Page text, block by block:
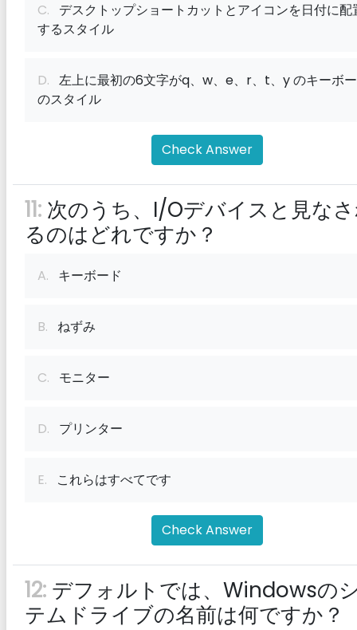
C. デスクトップショートカットとアイコンを日付に配
するスタイル
D. 左上に最初の6文字がq、w、e、r、t、y のキーボ
のスタイル
Check Answer
11: 次のうち、I/Oデバイスと見な
るのはどれですか？
A. キーボード
B. ねずみ
C. モニター
D. プリンター
E. これらはすべてです
Check Answer
12: デフォルトでは、Windowsの
テムドライブの名前は何ですか？